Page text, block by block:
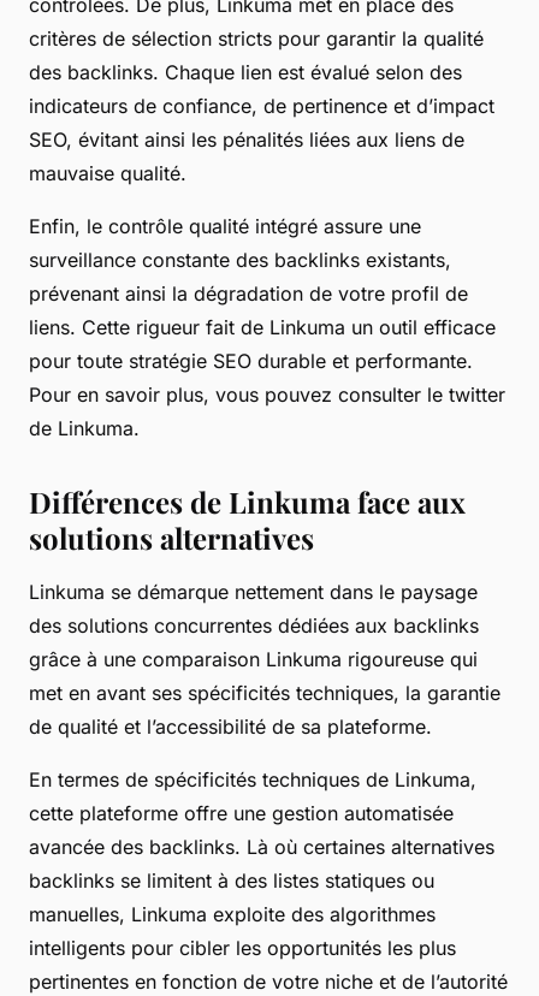
contrôlées. De plus, Linkuma met en place des
critères de sélection stricts pour garantir la qualité
des backlinks. Chaque lien est évalué selon des
indicateurs de confiance, de pertinence et d’impact
SEO, évitant ainsi les pénalités liées aux liens de
mauvaise qualité.
Enfin, le contrôle qualité intégré assure une
surveillance constante des backlinks existants,
prévenant ainsi la dégradation de votre profil de
liens. Cette rigueur fait de Linkuma un outil efficace
pour toute stratégie SEO durable et performante.
Pour en savoir plus, vous pouvez consulter le twitter
de Linkuma.
Différences de Linkuma face aux
solutions alternatives
Linkuma se démarque nettement dans le paysage
des solutions concurrentes dédiées aux backlinks
grâce à une comparaison Linkuma rigoureuse qui
met en avant ses spécificités techniques, la garantie
de qualité et l’accessibilité de sa plateforme.
En termes de spécificités techniques de Linkuma,
cette plateforme offre une gestion automatisée
avancée des backlinks. Là où certaines alternatives
backlinks se limitent à des listes statiques ou
manuelles, Linkuma exploite des algorithmes
intelligents pour cibler les opportunités les plus
pertinentes en fonction de votre niche et de l’autorité